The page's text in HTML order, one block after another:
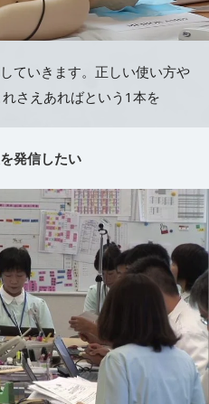
ていきます。正しい使い方や
さえあればという1本を
発信したい